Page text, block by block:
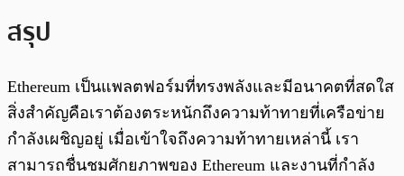
สรุป
Ethereum เป็นแพลตฟอร์มที่ทรงพลังและมีอนาคตที่สดใส
สิ่งสำคัญคือเราต้องตระหนักถึงความท้าทายที่เครือข่าย
กำลังเผชิญอยู่ เมื่อเข้าใจถึงความท้าทายเหล่านี้ เรา
สามารถชื่นชมศักยภาพของ Ethereum และงานที่กำลัง